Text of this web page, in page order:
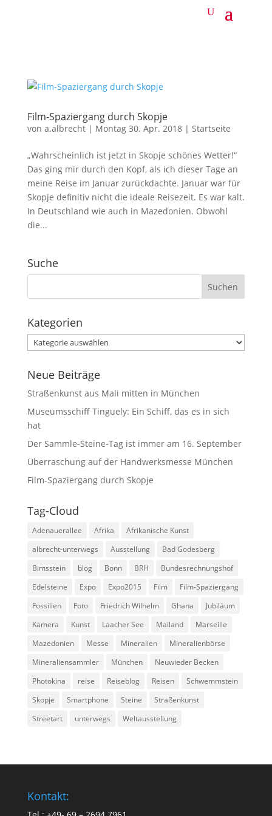
Film-Spaziergang durch Skopje
von a.albrecht| Montag 30. Apr. 2018| Startseite
„Wahrscheinlich ist jetzt in Skopje schönes Wetter!“
Das ging mir durch den Kopf, als ich dieser Tage an
meine Reise im Januar zurückdachte. Januar war für
Skopje definitiv nicht die ideale Reisezeit. Es war kalt.
In Deutschland wie auch in Mazedonien. Obwohl
die...
Suche
Kategorien
Kategorien
Neue Beiträge
Straßenkunst aus Mali mitten in München
Museumsschiff Tinguely: Ein Schiff, das es in sich
hat
Der Sammle-Steine-Tag ist immer am 16. September
Überraschung auf der Handwerksmesse München
Film-Spaziergang durch Skopje
Tag-Cloud
Adenauerallee Afrika
Afrikanische Kunst
albrecht-unterwegs
Ausstellung
Bad Godesberg
Bimsstein
blog Bonn BRH
Bundesrechnungshof
Edelsteine
Expo Expo2015 Film
Film-Spaziergang
Fossilien
Foto Friedrich Wilhelm Ghana
Jubiläum
Kamera
Kunst Laacher See Mailand
Marseille
Mazedonien
Messe Mineralien
Mineralienbörse
Mineraliensammler
München
Neuwieder Becken
Photokina
reise Reiseblog Reisen
Schwemmstein
Skopje
Smartphone Steine
Straßenkunst
Streetart
unterwegs Weltausstellung
Kontakt: